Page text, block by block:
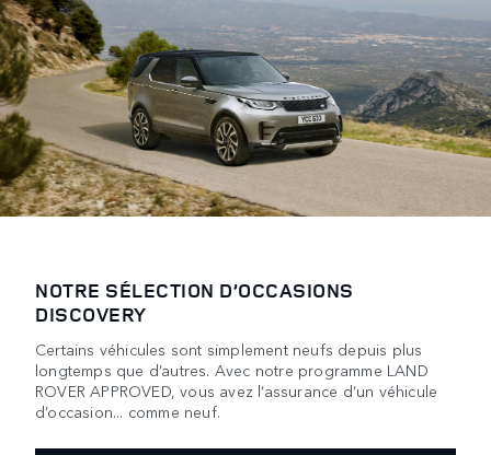
NOTRE SÉLECTION D’OCCASIONS
DISCOVERY
Certains véhicules sont simplement neufs depuis plus
longtemps que d’autres. Avec notre programme LAND
ROVER APPROVED, vous avez l’assurance d’un véhicule
d’occasion... comme neuf.